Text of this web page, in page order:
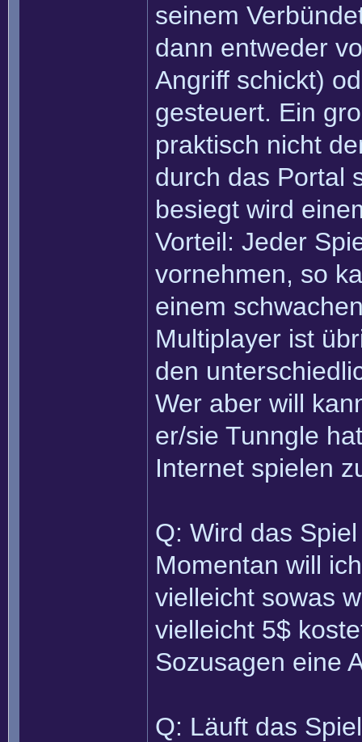
seinem
dann entweder
Angriff schickt)
gesteuert. Ein
praktisch nicht
durch das Portal
besiegt wird
Vorteil: Jeder
vornehmen, so
einem
Multiplayer ist
den
Wer aber will
er/sie Tunngle
Internet spielen
Q: Wird das
Momentan will
vielleicht sowas
vielleicht 5$
Sozusagen eine
Q: Läuft das